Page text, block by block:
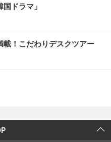
ドラマ」
！こだわりデスクツアー